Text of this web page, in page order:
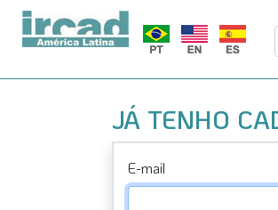
JÁ TENHO
E-mail